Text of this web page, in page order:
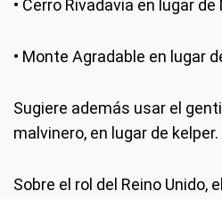
• Cerro Rivadavia en lugar
• Monte Agradable en lugar
Sugiere además usar el
malvinero, en lugar de kelper.
Sobre el rol del Reino Unido,